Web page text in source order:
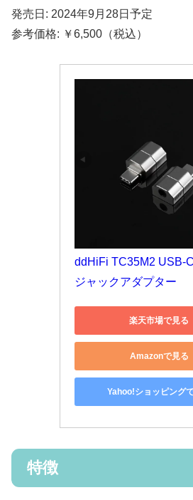
発売日: 2024年9月28日予定
参考価格: ￥6,500（税込）
ddHiFi TC35M2 USB-
ジャックアダプター
楽天市場で見る
Amazonで見る
Yahoo!ショッピング
特徴